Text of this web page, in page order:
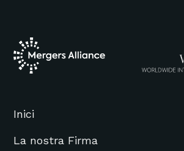
Inici
La nostra Firma